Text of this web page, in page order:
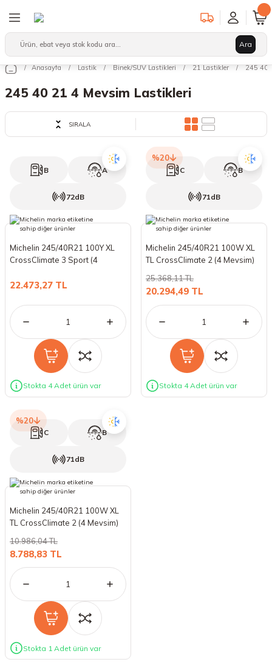
14 Lastikler
15 Lastikler
17 Lastikler
17.5 Lastikler
18 Lastikler
19 Lastikler
20 Lastikler
14 Lastikler
15 Lastikler
17 Lastikler
18 Lastikler
19 Lastikler
22.5 Lastikler
Ara
Anasayfa Lastik Binek/SUV Lastikleri 21 Lastikler 245 40
245 40 21 4 Mevsim Lastikleri
SIRALA
B A
72dB
Michelin 245/40R21 100Y XL
CrossClimate 3 Sport (4
22.473,27 TL
Stokta 4 Adet ürün var
%20
C B
71dB
Michelin 245/40R21 100W XL
TL CrossClimate 2 (4 Mevsim)
20.294,49 TL
25.368,11 TL
Stokta 4 Adet ürün var
%20
C B
71dB
Michelin 245/40R21 100W XL
TL CrossClimate 2 (4 Mevsim)
8.788,83 TL
10.986,04 TL
Stokta 1 Adet ürün var